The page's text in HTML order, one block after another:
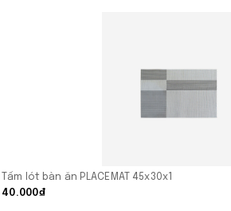
Tấm lót bàn ăn PLACEMAT 45x30x1
40.000₫